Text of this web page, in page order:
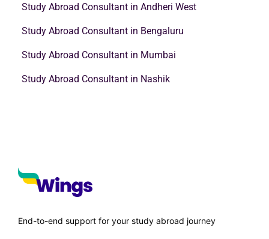
Study Abroad Consultant in Andheri West
Study Abroad Consultant in Bengaluru
Study Abroad Consultant in Mumbai
Study Abroad Consultant in Nashik
End-to-end support for your study abroad journey